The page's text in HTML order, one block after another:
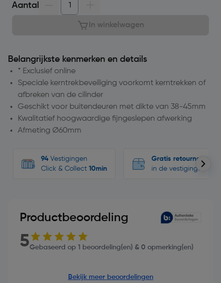
Aantal
In winkelwagen
Belangrijkste kenmerken en details
* Exclusief online
Speciale kerntrekbeveiliging voorkomt kerntrekken of
afbreken van de cilinder
Geschikt voor buitendeuren met dikte van 38-45mm
Kwalitatief hoogwaardige fijngeslepen afwerking
Afmeting Ø60mm
94 Vestigingen
Click & Collect 10min
Gratis retourneren
in de vestigingen
Productbeoordeling
5Gebaseerd op 1 beoordeling(en) & 0 opmerking(en)
Bekijk meer beoordelingen